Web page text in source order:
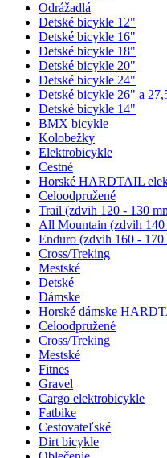
Odrážadlá
Detské bicykle 12"
Detské bicykle 16"
Detské bicykle 18"
Detské bicykle 20"
Detské bicykle 24"
Detské bicykle 26" a
Detské bicykle 14"
BMX bicykle
Kolobežky
Elektrobicykle
Cestné
Horské HARDTAIL
Celoodpružené
Trail (zdvih 120 - 130
All Mountain (zdvih 140
Enduro (zdvih 160 - 170
Cross/Treking
Mestské
Detské
Dámske
Horské dámske
Celoodpružené
Cross/Treking
Mestské
Fitnes
Gravel
Cargo elektrobicykle
Fatbike
Cestovateľské
Dirt bicykle